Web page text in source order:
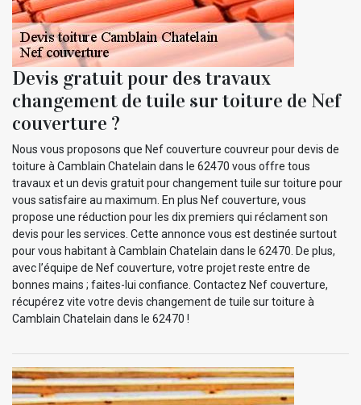
Devis gratuit pour des travaux
changement de tuile sur toiture de Nef
couverture ?
Nous vous proposons que Nef couverture couvreur pour devis de
toiture à Camblain Chatelain dans le 62470 vous offre tous
travaux et un devis gratuit pour changement tuile sur toiture pour
vous satisfaire au maximum. En plus Nef couverture, vous
propose une réduction pour les dix premiers qui réclament son
devis pour les services. Cette annonce vous est destinée surtout
pour vous habitant à Camblain Chatelain dans le 62470. De plus,
avec l’équipe de Nef couverture, votre projet reste entre de
bonnes mains ; faites-lui confiance. Contactez Nef couverture,
récupérez vite votre devis changement de tuile sur toiture à
Camblain Chatelain dans le 62470 !